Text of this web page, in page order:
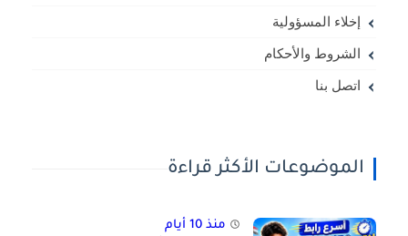
إخلاء المسؤولية
الشروط والأحكام
اتصل بنا
الموضوعات الأكثر قراءة
منذ 10 أيام